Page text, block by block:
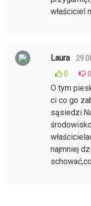
właściciel
Laura
0
0
O tym
ci co go
najmniej